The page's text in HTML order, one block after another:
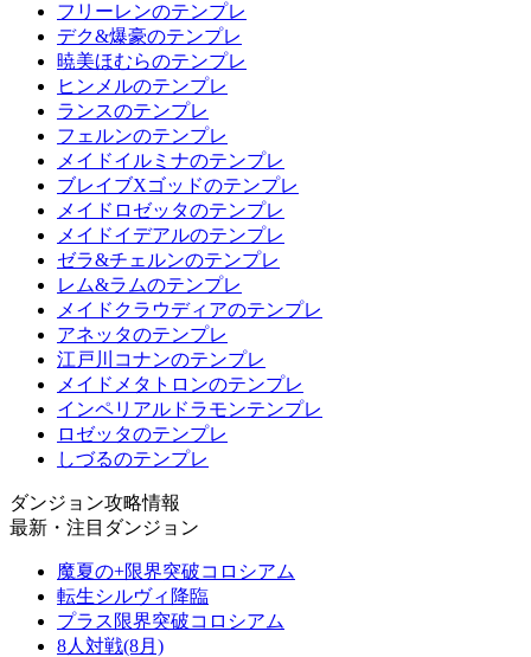
フリーレンのテンプレ
デク&爆豪のテンプレ
暁美ほむらのテンプレ
ヒンメルのテンプレ
ランスのテンプレ
フェルンのテンプレ
メイドイルミナのテンプレ
ブレイブXゴッドのテンプレ
メイドロゼッタのテンプレ
メイドイデアルのテンプレ
ゼラ&チェルンのテンプレ
レム&ラムのテンプレ
メイドクラウディアのテンプレ
アネッタのテンプレ
江戸川コナンのテンプレ
メイドメタトロンのテンプレ
インペリアルドラモンテンプレ
ロゼッタのテンプレ
しづるのテンプレ
ダンジョン攻略情報
最新・注目ダンジョン
魔夏の+限界突破コロシアム
転生シルヴィ降臨
プラス限界突破コロシアム
8人対戦(8月)